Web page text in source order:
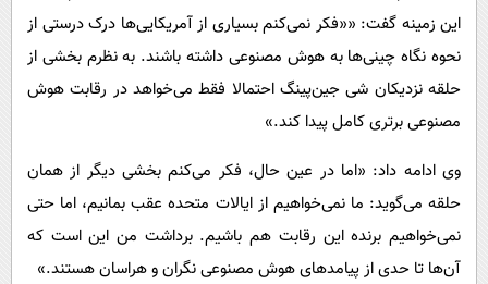
این زمینه گفت: ««فکر نمی‌کنم بسیاری از آمریکایی‌ها درک درستی از
نحوه نگاه چینی‌ها به هوش مصنوعی داشته باشند. به نظرم بخشی از
حلقه نزدیکان شی جین‌پینگ احتمالا فقط می‌خواهد در رقابت هوش
مصنوعی برتری کامل پیدا کند.»
وی ادامه داد: «اما در عین حال، فکر می‌کنم بخشی دیگر از همان
حلقه می‌گوید: ما نمی‌خواهیم از ایالات متحده عقب بمانیم، اما حتی
نمی‌خواهیم برنده این رقابت هم باشیم. برداشت من این است که
آن‌ها تا حدی از پیامدهای هوش مصنوعی نگران و هراسان هستند.»